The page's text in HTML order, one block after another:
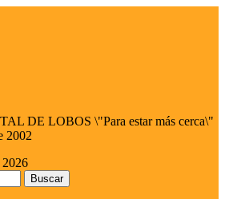
DE LOBOS \"Para estar más cerca\"
2002
2026